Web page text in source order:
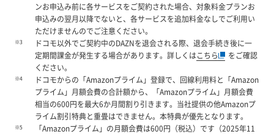
ンお申込み前に各サービスをご契約された場合、対象料金プランお
申込みの翌月以降でないと、各サービスを追加料金なしでご利用い
ただけませんのでご注意ください。
※3
ドコモ以外でご契約中のDAZNを退会される際、退会手続き後に一
定期間課金が発生する場合があります。詳しくはこちら
をご確認
ください。
※4
ドコモからの「Amazonプライム」登録で、回線利用料と「Amazon
プライム」月額会費の合計額から、「Amazonプライム」月額会費
相当の600円を最大6か月間割り引きます。当社提供の他Amazonプ
ライム割引特典と重畳はできません。本特典が優先となります。
※5
「Amazonプライム」の月額会費は600円（税込）です（2025年11